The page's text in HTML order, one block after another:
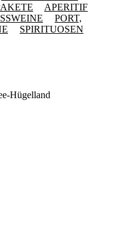
APERITIF
PORT,
SPIRITUOSEN
Hügelland